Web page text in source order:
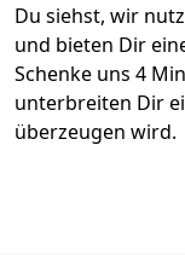
Du siehst, wir
und bieten Dir
Schenke uns 4
unterbreiten Dir
überzeugen wird.